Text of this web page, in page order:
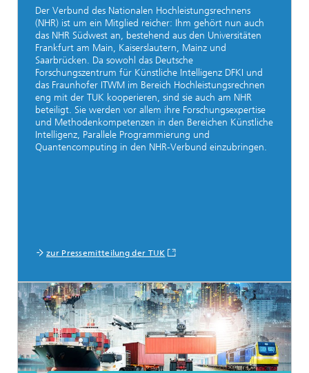
Der Verbund des Nationalen Hochleistungsrechnens
(NHR) ist um ein Mitglied reicher: Ihm gehört nun auch
das NHR Südwest an, bestehend aus den Universitäten
Frankfurt am Main, Kaiserslautern, Mainz und
Saarbrücken. Da sowohl das Deutsche
Forschungszentrum für Künstliche Intelligenz DFKI und
das Fraunhofer ITWM im Bereich Hochleistungsrechnen
eng mit der TUK kooperieren, sind sie auch am NHR
beteiligt. Sie werden vor allem ihre Forschungsexpertise
und Methodenkompetenzen in den Bereichen Künstliche
Intelligenz, Parallele Programmierung und
Quantencomputing in den NHR-Verbund einzubringen.
zur Pressemitteilung der TUK